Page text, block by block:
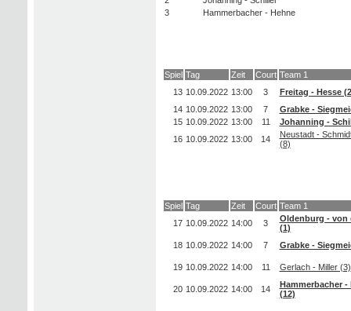
3
Hammerbacher - Hehne
Spiel Tag Zeit Court Team 1
13 10.09.2022 13:00 3
Freitag - Hesse
14 10.09.2022 13:00 7
Grabke -
15 10.09.2022 13:00 11
Johanning -
16 10.09.2022 13:00 14
Neustadt -
(8)
Spiel Tag Zeit Court Team 1
17 10.09.2022 14:00 3
Oldenburg - von
(1)
18 10.09.2022 14:00 7 Grabke -
19 10.09.2022 14:00 11 Gerlach - Miller (3)
20 10.09.2022 14:00 14
Hammerbacher -
(12)